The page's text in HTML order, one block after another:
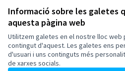
Informació sobre les galetes
aquesta pàgina web
Utilitzem galetes en el nostre lloc web
contingut d'aquest. Les galetes ens
d'usuari i uns continguts més
de xarxes socials.
Termes i condicions d'ús
Configuració de les galetes
Esplugues de Llobregat a X
(Enllaç extern)
Esplugues de Llobregat a
(Enllaç extern)
Esplugues de Llobregat a
(Enllaç extern)
Esplugues de Llobregat
(Enllaç extern)
Triar la llenguaElegir el idioma